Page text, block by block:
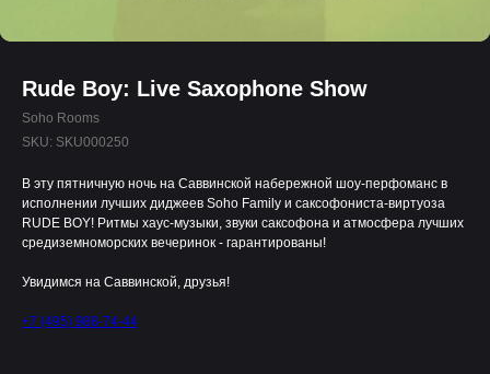
Rude Boy: Live Saxophone Show
Soho Rooms
SKU: SKU000250
В эту пятничную ночь на Саввинской набережной шоу-перфоманс в
исполнении лучших диджеев Soho Family и саксофониста-виртуоза
RUDE BOY! Ритмы хаус-музыки, звуки саксофона и атмосфера лучших
средиземноморских вечеринок - гарантированы!
Увидимся на Саввинской, друзья!
+7 (495) 988-74-44